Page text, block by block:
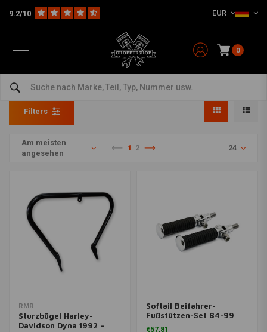
9.2/10 EUR
0
Fußstützen
Home HD Forward Controls & Fussrastenanlagen
Filters
Am meisten
angesehen
1 2 24
RMR
Sturzbügel Harley-
Davidson Dyna 1992 –
Softail Beifahrer-
Fußstützen-Set 84-99
SOFTAIL
€57,81